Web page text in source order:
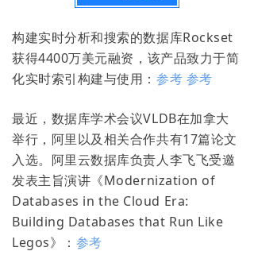
构建实时分析和搜索的数据库Rockset
获得4400万美元融资，该产品致力于简
化实时索引构建与使用： 参考 参考
最近，数据库学术会议VLDB在加拿大
举行，阿里以及相关合作共有17篇论文
入选。阿里云数据库负责人李飞飞受邀
发表主旨演讲《Modernization of
Databases in the Cloud Era:
Building Databases that Run Like
Legos》： 参考